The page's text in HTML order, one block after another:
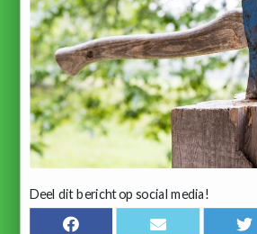
Deel dit bericht op social media!